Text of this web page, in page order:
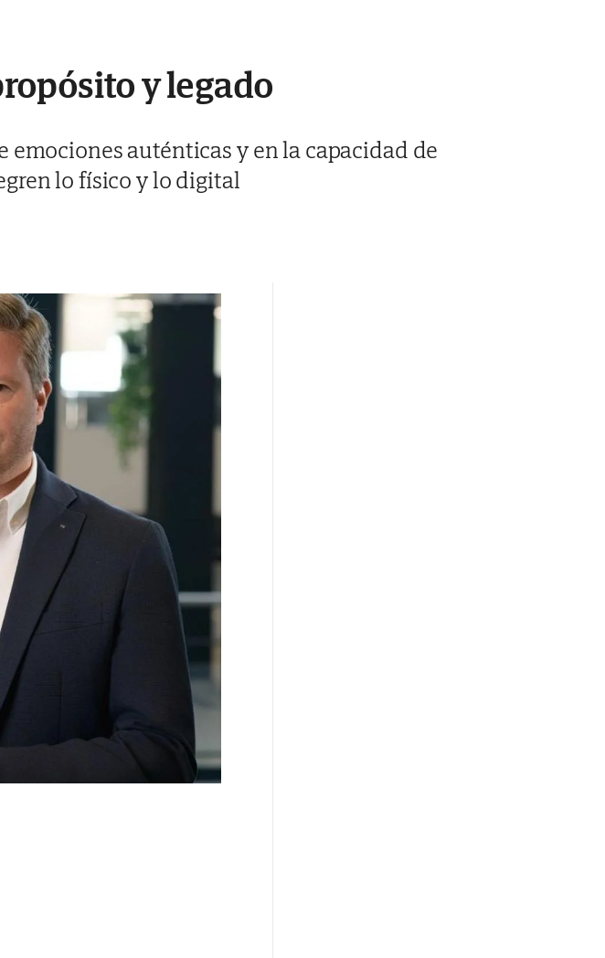
y legado
auténticas y en la capacidad de
lo físico y lo digital